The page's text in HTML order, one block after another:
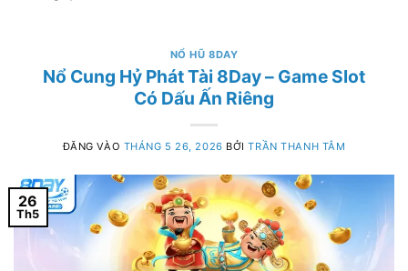
NỔ HŨ 8DAY
Nổ Cung Hỷ Phát Tài 8Day – Game Slot
Có Dấu Ấn Riêng
ĐĂNG VÀO THÁNG 5 26, 2026 BỞITRẦN THANH TÂM
26
Th5